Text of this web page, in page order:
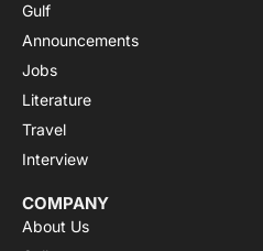
Gulf
Announcements
Jobs
Literature
Travel
Interview
COMPANY
About Us